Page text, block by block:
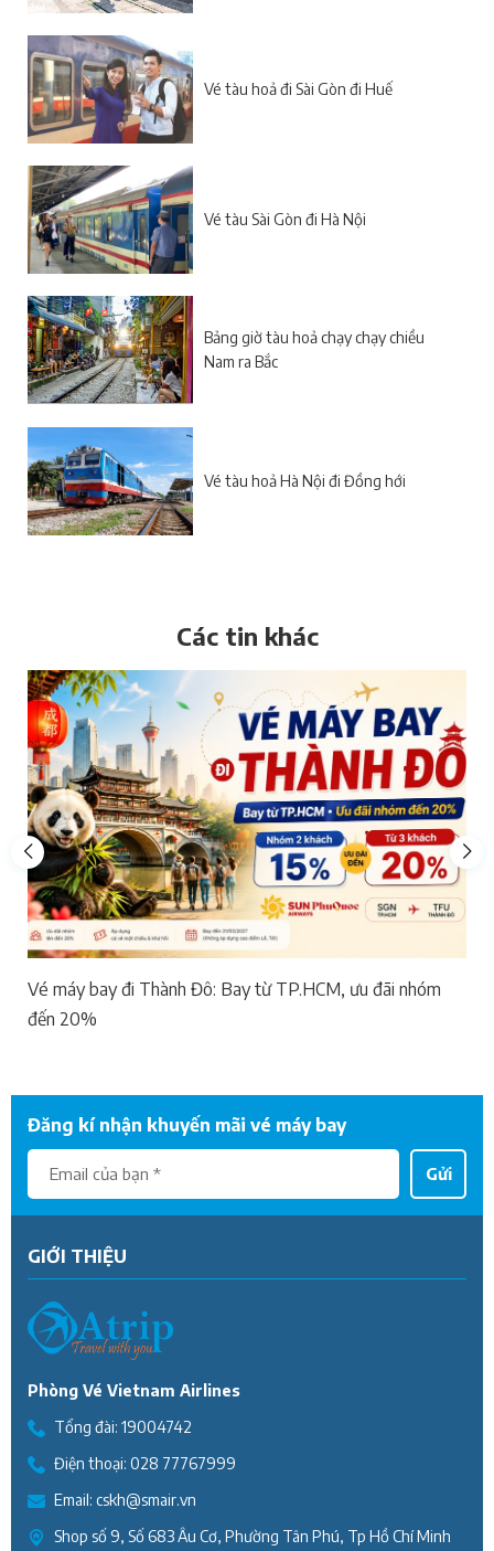
Vé tàu hoả đi Sài Gòn đi Huế
Vé tàu Sài Gòn đi Hà Nội
Bảng giờ tàu hoả chạy chạy chiều
Nam ra Bắc
Vé tàu hoả Hà Nội đi Đồng hới
Các tin khác
Vé máy bay đi Thành Đô: Bay từ TP.HCM, ưu đãi nhóm
đến 20%
Đăng kí nhận khuyến mãi vé máy bay
Gửi
GIỚI THIỆU
Phòng Vé Vietnam Airlines
Tổng đài: 19004742
Điện thoại: 028 77767999
Email: cskh@smair.vn
Shop số 9, Số 683 Âu Cơ, Phường Tân Phú, Tp Hồ Chí Minh